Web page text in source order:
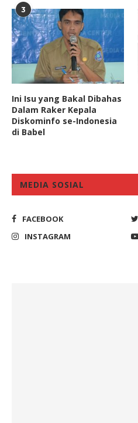
3
Ini Isu yang Bakal Dibahas
Dalam Raker Kepala
Diskominfo se-Indonesia
di Babel
MEDIA SOSIAL
FACEBOOK
INSTAGRAM